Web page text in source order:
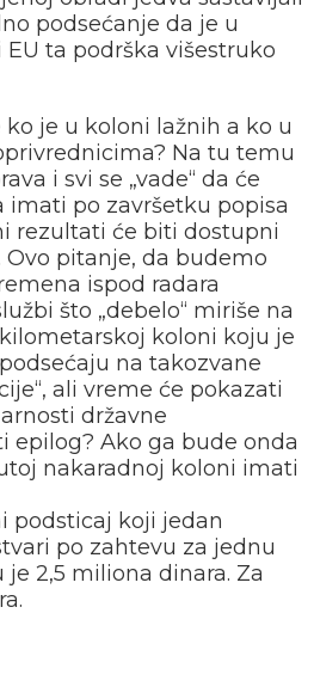
podsećanje da je u
ta podrška višestruko
je u koloni lažnih a ko u
Na tu temu
i svi se „vade“ da će
imati po završetku popisa
rezultati će biti dostupni
pitanje, da budemo
ispod radara
što „debelo“ miriše na
koloni koju je
na takozvane
ali vreme će pokazati
državne
epilog? Ako ga bude onda
nakaradnoj koloni imati
podsticaj koji jedan
po zahtevu za jednu
2,5 miliona dinara. Za